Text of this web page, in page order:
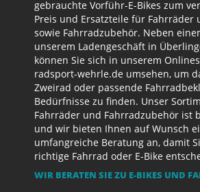
gebrauchte Vorführ-E-Bikes zum
Preis und Ersatzteile für Fahrräder
sowie Fahrradzubehör. Neben
unserem Ladengeschäft in
können Sie sich in unserem
radsport-wehrle.de umsehen, um
Zweirad oder passende
Bedürfnisse zu finden. Unser
Fahrräder und Fahrradzubehör ist
und wir bieten Ihnen auf Wunsch
umfangreiche Beratung an, damit
richtige Fahrrad oder E-Bike
WIR BERATEN SIE ZU E-BIKES UND